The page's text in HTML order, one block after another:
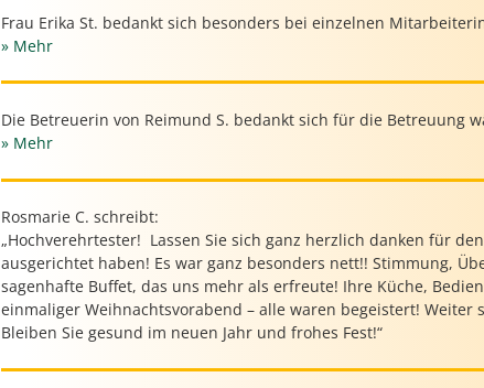
Frau Erika St. bedankt sich besonders bei einzelnen
» Mehr
Die Betreuerin von Reimund S. bedankt sich für die Betreuung
» Mehr
Rosmarie C. schreibt:
„Hochverehrtester! Lassen Sie sich ganz herzlich danken für
ausgerichtet haben! Es war ganz besonders nett!! Stimmung,
sagenhafte Buffet, das uns mehr als erfreute! Ihre Küche,
einmaliger Weihnachtsvorabend – alle waren begeistert! Weiter
Bleiben Sie gesund im neuen Jahr und frohes Fest!“